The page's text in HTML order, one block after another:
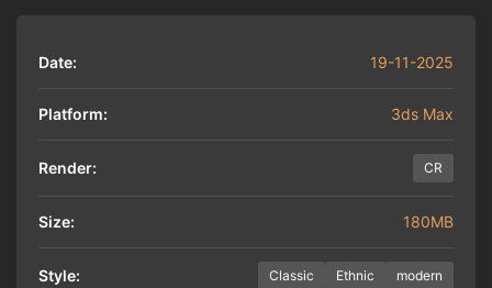
Date: 19-11-2025
Platform: 3ds Max
Render: CR
Size: 180MB
Style: Classic Ethnic modern